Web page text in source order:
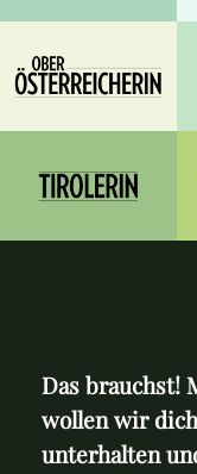
Das brauchst!
wollen wir
unterhalten